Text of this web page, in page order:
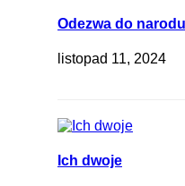
Odezwa do
listopad 11, 2024
Ich dwoje